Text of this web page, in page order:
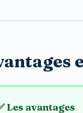
Les avantages